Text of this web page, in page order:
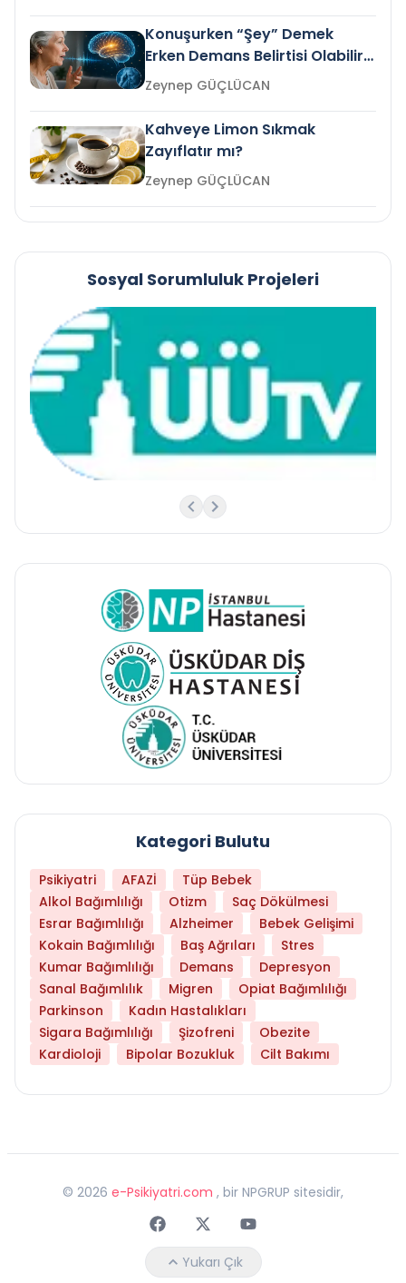
Konuşurken “Şey” Demek
Erken Demans Belirtisi Olabilir
mi?
Zeynep GÜÇLÜCAN
Kahveye Limon Sıkmak
Zayıflatır mı?
Zeynep GÜÇLÜCAN
Sosyal Sorumluluk Projeleri
Kategori Bulutu
Psikiyatri AFAZİ
Tüp Bebek
Alkol Bağımlılığı
Otizm
Saç Dökülmesi
Esrar Bağımlılığı
Alzheimer
Bebek Gelişimi
Kokain Bağımlılığı
Baş Ağrıları
Stres
Kumar Bağımlılığı
Demans
Depresyon
Sanal Bağımlılık
Migren
Opiat Bağımlılığı
Parkinson
Kadın Hastalıkları
Sigara Bağımlılığı
Şizofreni
Obezite
Kardioloji
Bipolar Bozukluk Cilt Bakımı
© 2026 e-Psikiyatri.com , bir NPGRUP sitesidir,
FaceebokTwitterYoutube
Yukarı Çık